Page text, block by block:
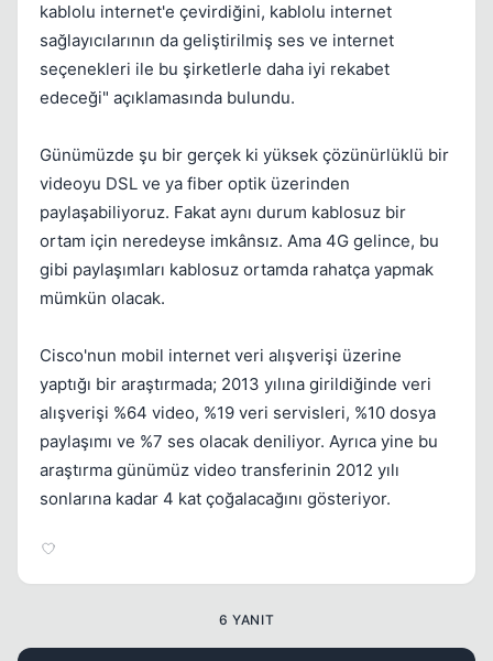
kablolu internet'e çevirdiğini, kablolu internet
sağlayıcılarının da geliştirilmiş ses ve internet
seçenekleri ile bu şirketlerle daha iyi rekabet
edeceği" açıklamasında bulundu.
Günümüzde şu bir gerçek ki yüksek çözünürlüklü bir
videoyu DSL ve ya fiber optik üzerinden
paylaşabiliyoruz. Fakat aynı durum kablosuz bir
ortam için neredeyse imkânsız. Ama 4G gelince, bu
gibi paylaşımları kablosuz ortamda rahatça yapmak
mümkün olacak.
Cisco'nun mobil internet veri alışverişi üzerine
yaptığı bir araştırmada; 2013 yılına girildiğinde veri
alışverişi %64 video, %19 veri servisleri, %10 dosya
paylaşımı ve %7 ses olacak deniliyor. Ayrıca yine bu
araştırma günümüz video transferinin 2012 yılı
sonlarına kadar 4 kat çoğalacağını gösteriyor.
6 YANIT